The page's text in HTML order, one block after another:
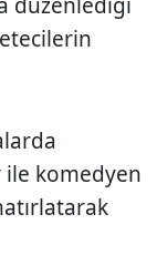
komedyen